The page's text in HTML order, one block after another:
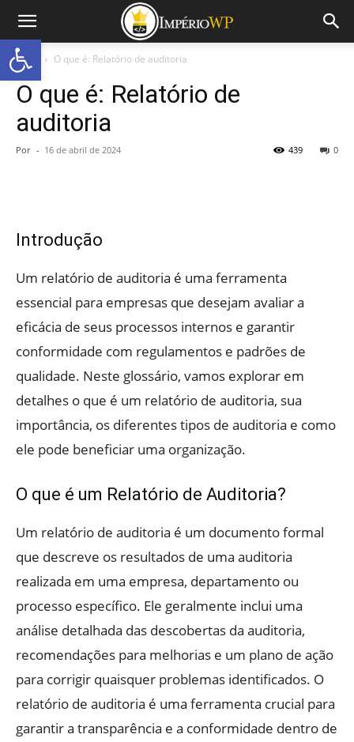
Início O que é: Relatório de auditoria
O que é: Relatório de
auditoria
Por - 16 de abril de 2024 0
439
Introdução
Um relatório de auditoria é uma ferramenta
essencial para empresas que desejam avaliar a
eficácia de seus processos internos e garantir
conformidade com regulamentos e padrões de
qualidade. Neste glossário, vamos explorar em
detalhes o que é um relatório de auditoria, sua
importância, os diferentes tipos de auditoria e como
ele pode beneficiar uma organização.
O que é um Relatório de Auditoria?
Um relatório de auditoria é um documento formal
que descreve os resultados de uma auditoria
realizada em uma empresa, departamento ou
processo específico. Ele geralmente inclui uma
análise detalhada das descobertas da auditoria,
recomendações para melhorias e um plano de ação
para corrigir quaisquer problemas identificados. O
relatório de auditoria é uma ferramenta crucial para
garantir a transparência e a conformidade dentro de
Abrir a barra de ferramentas